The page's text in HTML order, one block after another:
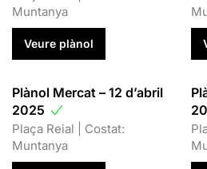
Muntanya
Veure plànol
Plànol Mercat – 12 d’abril
2025
Plaça Reial | Costat:
Muntanya